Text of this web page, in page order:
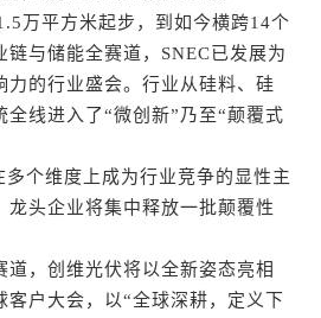
平方米起步，到如今横跨14个
链与储能全赛道，SNEC已发展为
力的行业盛会。行业从硅料、硅
全线进入了“微创新”乃至“颠覆式
个维度上成为行业竞争的显性主
龙头企业将集中释放一批颠覆性
，创维光伏将以全新姿态亮相
客户大会，以“全球深耕，定义下